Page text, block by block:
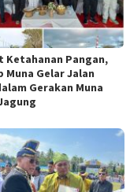
Ketahanan Pangan,
Muna Gelar Jalan
Gerakan Muna